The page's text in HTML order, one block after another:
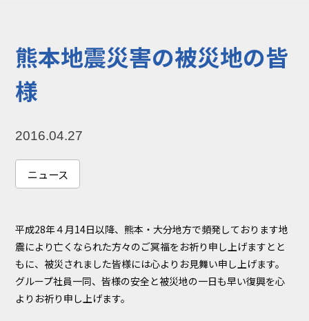
NIXのサスティナ
環境負荷物質調
熊本地震災害の被災地の皆
様
2016.04.27
ニュース
平成28年４月14日以降、熊本・大分地方で頻発しております地
震により亡くなられた方々のご冥福をお祈り申し上げますとと
もに、被災されました皆様には心よりお見舞い申し上げます。
グループ社員一同、皆様の安全と被災地の一日も早い復興を心
よりお祈り申し上げます。